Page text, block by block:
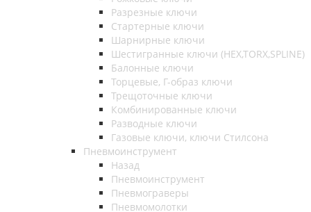
Разрезные ключи
Стартерные ключи
Шарнирные ключи
Шестигранные ключи (HEX,TORX,SPLINE)
Балонные ключи
Торцевые, Г-образ ключи
Трещоточные ключи
Комбинированные ключи
Разводные ключи
Газовые ключи, ключи Стилсона
Пневмоинструмент
Назад
Пневмоинструмент
Пневмограверы
Пневмомолотки